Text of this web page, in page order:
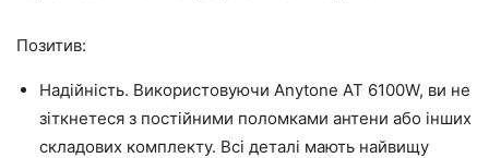
Позитив:
Надійність. Використовуючи Anytone AT 6100W, ви не
зіткнетеся з постійними поломками антени або інших
складових комплекту. Всі деталі мають найвищу